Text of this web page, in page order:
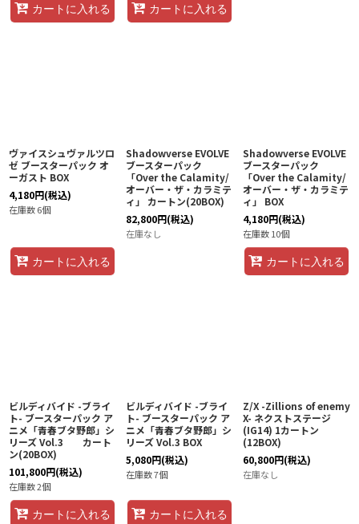
カートに入れる カートに入れる
ヴァイスシュヴァルツロ
ゼ ブースターパック オ
ーガスト BOX
4,180円(税込)
在庫数 6個
カートに入れる
Shadowverse EVOLVE
ブースターパック
「Over the Calamity/
オーバー・ザ・カラミテ
ィ」 カートン(20BOX)
82,800円(税込)
在庫なし
Shadowverse EVOLVE
ブースターパック
「Over the Calamity/
オーバー・ザ・カラミテ
ィ」 BOX
4,180円(税込)
在庫数 10個
カートに入れる
ビルディバイド -ブライ
ト- ブースターパック ア
ニメ「青春ブタ野郎」シ
リーズ Vol.3 カート
ン(20BOX)
101,800円(税込)
在庫数 2個
カートに入れる
ビルディバイド -ブライ
ト- ブースターパック ア
ニメ「青春ブタ野郎」シ
リーズ Vol.3 BOX
5,080円(税込)
在庫数 7個
カートに入れる
Z/X -Zillions of enemy
X- ネクストステージ
(IG14) 1カートン
(12BOX)
60,800円(税込)
在庫なし